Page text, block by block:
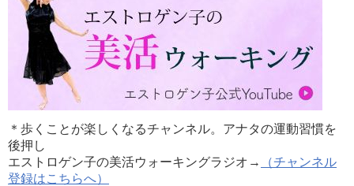
＊歩くことが楽しくなるチャンネル。アナタの運動習慣を
後押し
エストロゲン子の美活ウォーキングラジオ→
（チャンネル
登録はこちらへ）